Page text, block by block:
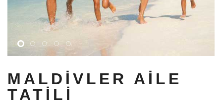
MALDIVLER AILE
TATILI